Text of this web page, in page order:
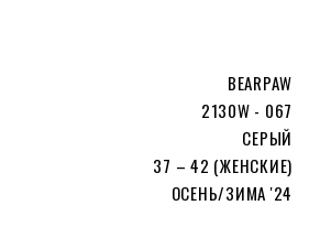
BEARPAW
2130W - 067
СЕРЫЙ
37 – 42 (ЖЕНСКИЕ)
ОСЕНЬ/ЗИМА '24